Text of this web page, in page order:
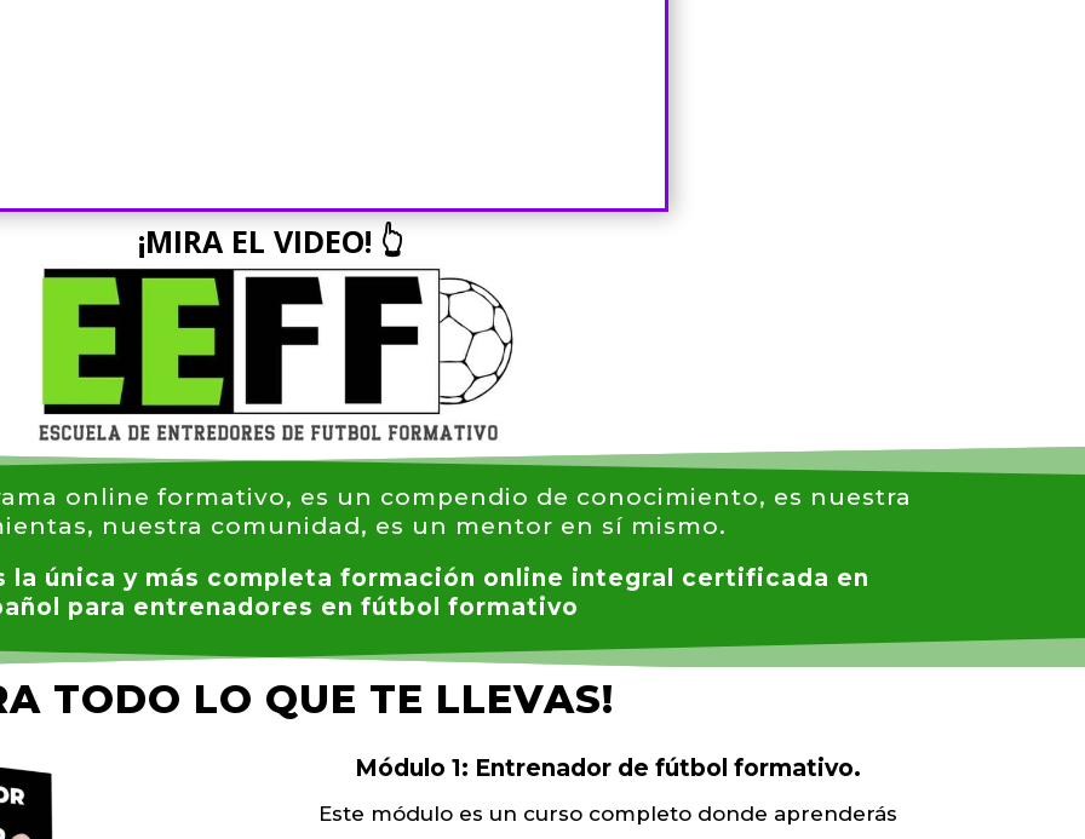
¡MIRA EL VIDEO! 👆
online formativo, es un compendio de conocimiento, es nuestra
nuestra comunidad, es un mentor en sí mismo.
la única y más completa formación online integral certificada en
para entrenadores en fútbol formativo
TODO LO QUE TE LLEVAS!
Módulo 1: Entrenador de fútbol formativo.
Este módulo es un curso completo donde aprenderás